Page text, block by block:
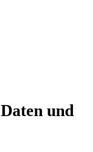
und